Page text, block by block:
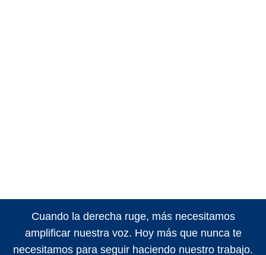
Cuando la derecha ruge, más necesitamos
amplificar nuestra voz. Hoy más que nunca te
necesitamos para seguir haciendo nuestro trabajo.